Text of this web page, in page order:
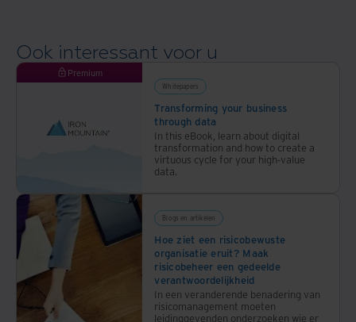
is
Iron
uw
Samen
met u
dagen
we
onszelf
uit en
inspireren
Ook interessant voor u
Premium
Whitepapers
Transforming your business
through data
In this eBook, learn about digital
transformation and how to create a
virtuous cycle for your high-value
data.
Blogs en artikelen
Hoe ziet een risicobewuste
organisatie eruit? Maak
risicobeheer een gedeelde
verantwoordelijkheid
In een veranderende benadering van
risicomanagement moeten
leidinggevenden onderzoeken wie er